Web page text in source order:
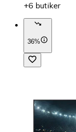
+6 butiker
36%